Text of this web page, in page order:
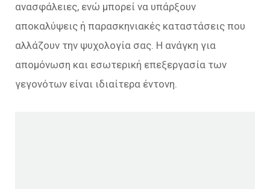
ανασφάλειες, ενώ μπορεί να υπάρξουν
αποκαλύψεις ή παρασκηνιακές καταστάσεις που
αλλάζουν την ψυχολογία σας. Η ανάγκη για
απομόνωση και εσωτερική επεξεργασία των
γεγονότων είναι ιδιαίτερα έντονη.